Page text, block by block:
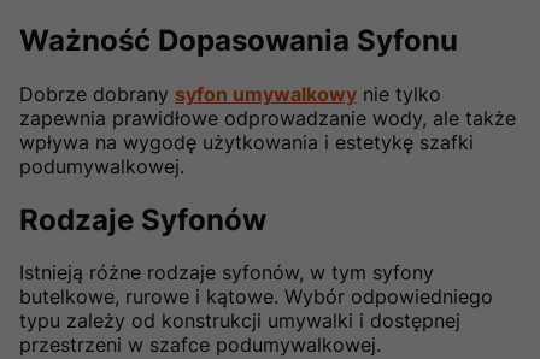
Ważność Dopasowania Syfonu
Dobrze dobrany syfon umywalkowy nie tylko
zapewnia prawidłowe odprowadzanie wody, ale także
wpływa na wygodę użytkowania i estetykę szafki
podumywalkowej.
Rodzaje Syfonów
Istnieją różne rodzaje syfonów, w tym syfony
butelkowe, rurowe i kątowe. Wybór odpowiedniego
typu zależy od konstrukcji umywalki i dostępnej
przestrzeni w szafce podumywalkowej.